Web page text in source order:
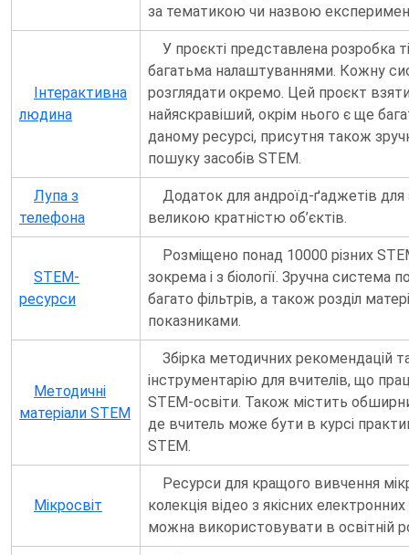
за тематикою чи назвою
Інтерактивна
людина
У проєкті представлена розробка
багатьма налаштуваннями. Кожну
розглядати окремо. Цей проєкт
найяскравіший, окрім нього є ще
даному ресурсі, присутня також
пошуку засобів STEM.
Лупа з
телефона
Додаток для андроїд-ґаджетів для
великою кратністю об’єктів.
STEM-
ресурси
Розміщено понад 10000 різних
зокрема і з біології. Зручна система
багато фільтрів, а також розділ
показниками.
Методичні
матеріали STEM
Збірка методичних рекомендацій
інструментарію для вчителів, що
STEM-освіти. Також містить
де вчитель може бути в курсі
STEM.
Мікросвіт
Ресурси для кращого вивчення
колекція відео з якісних
можна використовувати в освітній